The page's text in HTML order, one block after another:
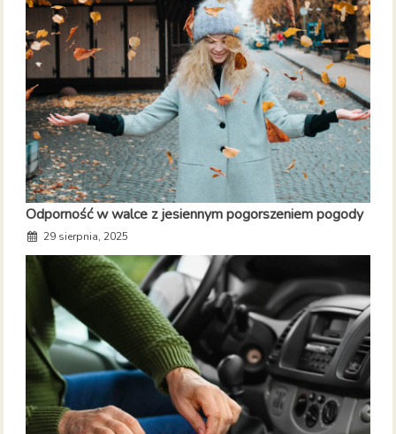
Odporność w walce z jesiennym pogorszeniem pogody
29 sierpnia, 2025